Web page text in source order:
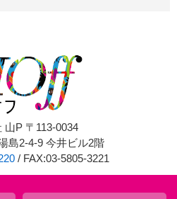
山P 〒113-0034
島2-4-9 今井ビル2階
/ FAX:03-5805-3221